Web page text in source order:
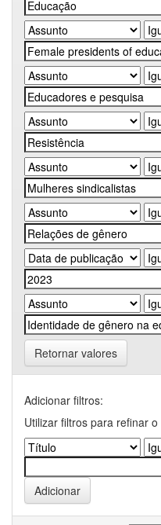
Retornar valores
Adicionar filtros:
Utilizar filtros para refinar